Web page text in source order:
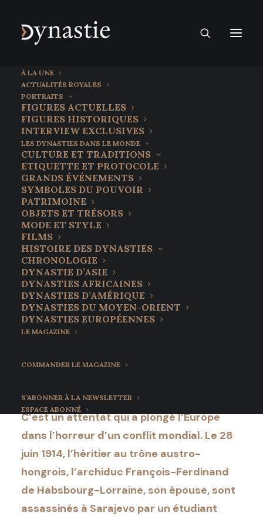
À LA UNE
ACTUALITÉS ROYALES
PORTRAITS
FIGURES ACTUELLES
FIGURES HISTORIQUES
INTERVIEW EXCLUSIVES
LES DYNASTIES DANS LE MONDE
CULTURE ET TRADITIONS
ETIQUETTE ET PROTOCOLE
GRANDS ÉVÉNEMENTS
SYMBOLES DU POUVOIR
PATRIMOINE
OBJETS ET TRÉSORS
MODE ET STYLE
FILMS
HISTOIRE DES DYNASTIES
CHRONOLOGIE
DYNASTIE D’ASIE
DYNASTIES AFRICAINES
DYNASTIES D’AMÉRIQUE
DYNASTIES DU MOYEN-ORIENT
DYNASTIES EUROPÉENNES
LE MAGAZINE
COMMANDER LE MAGAZINE
S’ABONNER À LA NEWSLETTER
ESPACE ABONNÉ
Léopold Lojka, le
chauffeur de l'archiduc
François-Ferdinand de
Habsbourg-Lorraine
28 juin 2022
C’est un attentat qui a plongé l’Europe
dans l’horreur d’un conflit mondial. Le 28
juin 1914, l’héritier au trône austro-
hongrois, l’archiduc François-Ferdinand
de Habsbourg-Lorraine, son épouse, sont
assassinés à Sarajevo par un étudiant